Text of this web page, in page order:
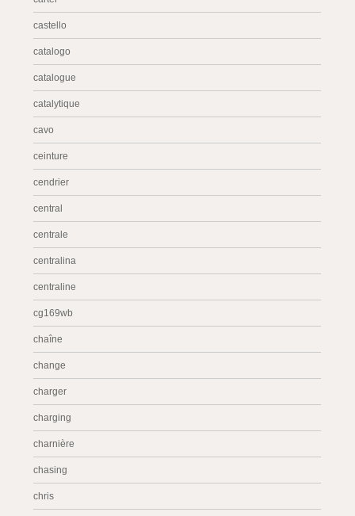
castello
catalogo
catalogue
catalytique
cavo
ceinture
cendrier
central
centrale
centralina
centraline
cg169wb
chaîne
change
charger
charging
charnière
chasing
chris